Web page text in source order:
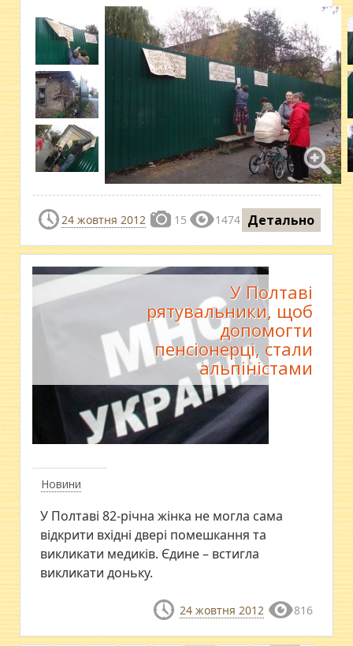
24 жовтня 2012 15 1474 Детально
Новини
У Полтаві
рятувальники, щоб
допомогти
пенсіонерці, стали
альпіністами
У Полтаві 82-річна жінка не могла сама
відкрити вхідні двері помешкання та
викликати медиків. Єдине – встигла
викликати доньку.
24 жовтня 2012 816